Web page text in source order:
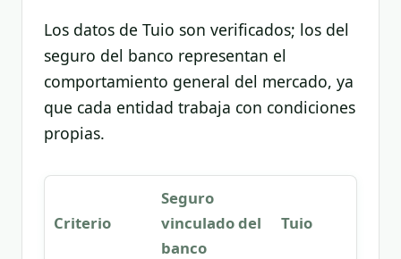
Los datos de Tuio son verificados; los del
seguro del banco representan el
comportamiento general del mercado, ya
que cada entidad trabaja con condiciones
propias.
Criterio
Seguro
vinculado del
banco
Tuio